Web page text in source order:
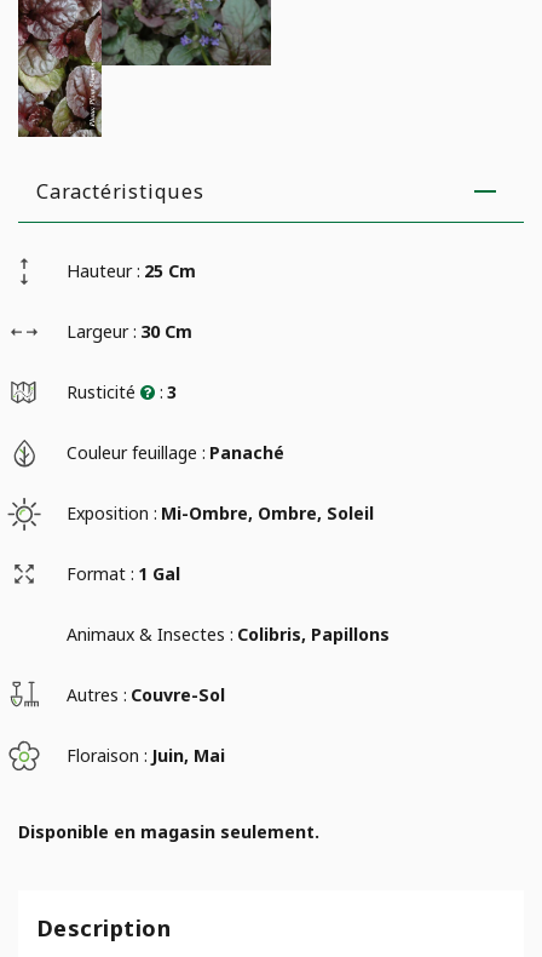
Caractéristiques
Hauteur : 25 Cm
Largeur : 30 Cm
Rusticité : 3
Couleur feuillage : Panaché
Exposition : Mi-Ombre, Ombre, Soleil
Format : 1 Gal
Animaux & Insectes : Colibris, Papillons
Autres : Couvre-Sol
Floraison : Juin, Mai
Disponible en magasin seulement.
Description